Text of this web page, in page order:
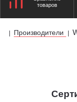
товаров
| Производители |